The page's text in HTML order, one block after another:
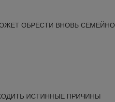
ОБРЕСТИ ВНОВЬ
ИСТИННЫЕ ПРИЧИНЫ